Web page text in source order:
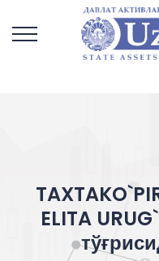
ELITA